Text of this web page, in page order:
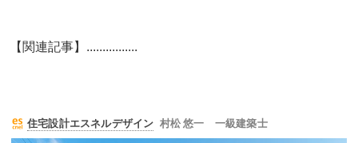
【関連記事】................